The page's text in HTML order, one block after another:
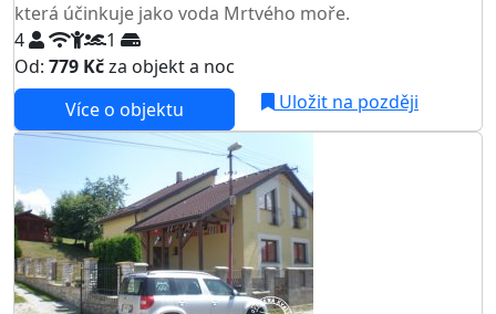
která účinkuje jako voda Mrtvého moře.
4
1
Od: 779 Kčza objekt a noc
Více o objektu
Uložit na později